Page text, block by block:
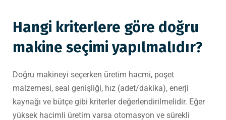
Hangi kriterlere göre doğru
makine seçimi yapılmalıdır?
Doğru makineyi seçerken üretim hacmi, poşet
malzemesi, seal genişliği, hız (adet/dakika), enerji
kaynağı ve bütçe gibi kriterler değerlendirilmelidir. Eğer
yüksek hacimli üretim varsa otomasyon ve sürekli